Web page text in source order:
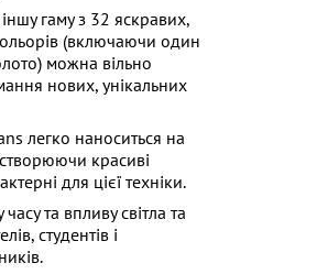
гаму з 32 яскравих,
(включаючи один
можна вільно
нових, унікальних
легко наноситься на
красиві
для цієї техніки.
та впливу світла та
студентів і